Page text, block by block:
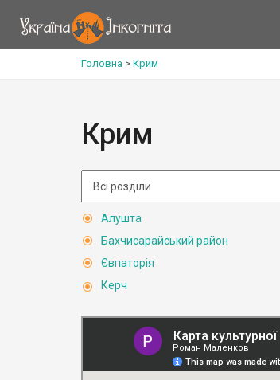
Головна > Крим
Крим
Алушта
Бахчисарайський район
Євпаторія
Керч